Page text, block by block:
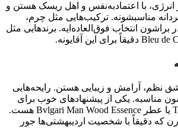
انرژی، با اعتمادبه‌نفس و اهل ریسک هستن و
مناسبشونه. ترکیب‌هایی مثل چرم،
انتخاب فوق‌العاده‌ایه. برندهایی مثل
نظم، آرامش و زیبایی هستن. رایحه‌هایی
مناسبه. یکی از پیشنهادهای خوب برای
این ماه Terre d’Hermes یا عطر Bvlgari Man Wood Essence هست.
که دقیقاً با شخصیت اردیبهشتی‌ها جور